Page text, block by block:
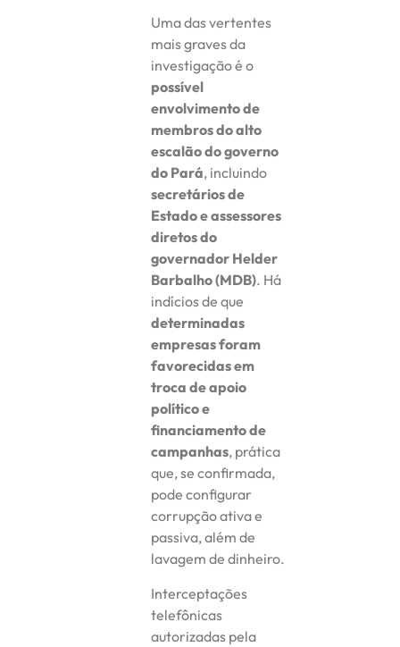
Uma das vertentes
mais graves da
investigação é o
possível
envolvimento de
membros do alto
escalão do governo
do Pará, incluindo
secretários de
Estado e assessores
diretos do
governador Helder
Barbalho (MDB). Há
indícios de que
determinadas
empresas foram
favorecidas em
troca de apoio
político e
financiamento de
campanhas, prática
que, se confirmada,
pode configurar
corrupção ativa e
passiva, além de
lavagem de dinheiro.
Interceptações
telefônicas
autorizadas pela